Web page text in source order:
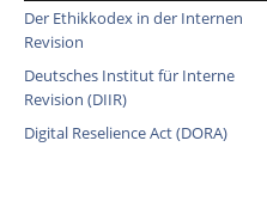
Der Ethikkodex in der Internen
Revision
Deutsches Institut für Interne
Revision (DIIR)
Digital Reselience Act (DORA)